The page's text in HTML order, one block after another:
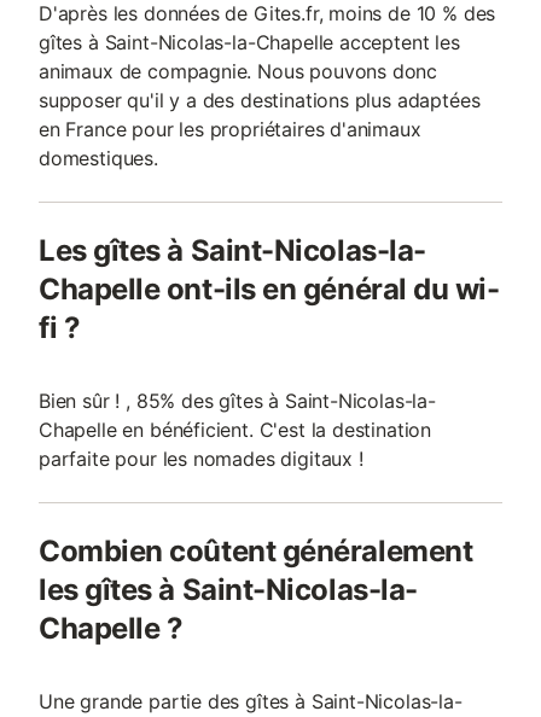
D'après les données de Gites.fr, moins de 10 % des
gîtes à Saint-Nicolas-la-Chapelle acceptent les
animaux de compagnie. Nous pouvons donc
supposer qu'il y a des destinations plus adaptées
en France pour les propriétaires d'animaux
domestiques.
Les gîtes à Saint-Nicolas-la-
Chapelle ont-ils en général du wi-
fi ?
Bien sûr ! , 85% des gîtes à Saint-Nicolas-la-
Chapelle en bénéficient. C'est la destination
parfaite pour les nomades digitaux !
Combien coûtent généralement
les gîtes à Saint-Nicolas-la-
Chapelle ?
Une grande partie des gîtes à Saint-Nicolas-la-